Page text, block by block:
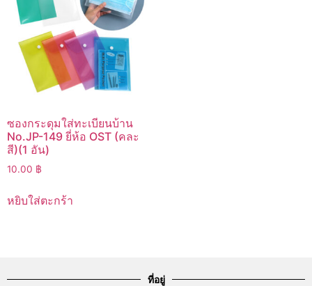
ซองกระดุมใส่ทะเบียนบ้าน
No.JP-149 ยี่ห้อ OST (คละ
สี)(1 อัน)
10.00 ฿
หยิบใส่ตะกร้า
ที่อยู่